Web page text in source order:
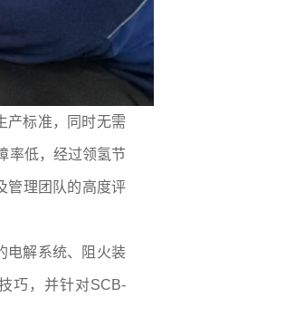
产标准，同时无需
率低，经过领氢节
管理团队的高度评
电解系统、阻火装
巧，并针对SCB-